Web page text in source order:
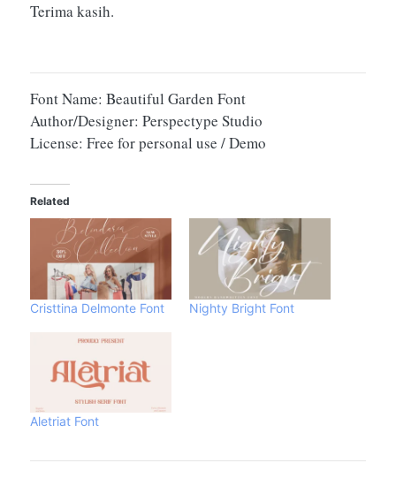
Terima kasih.
Font Name: Beautiful Garden Font
Author/Designer: Perspectype Studio
License: Free for personal use / Demo
Related
Cristtina Delmonte Font Nighty Bright Font
Aletriat Font